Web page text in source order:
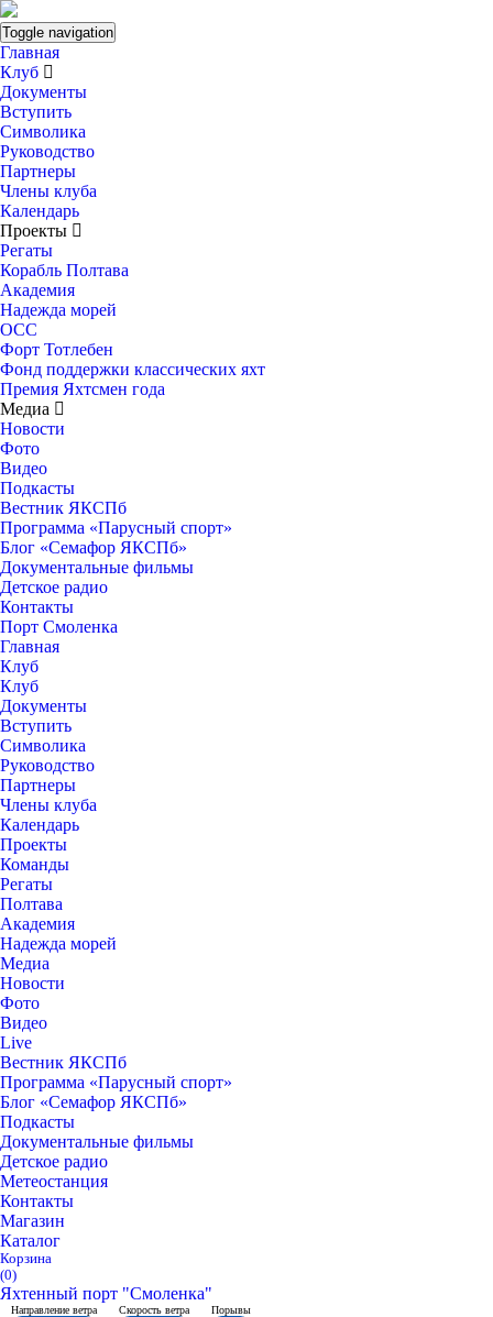
Toggle navigation
Главная
Клуб
Документы
Вступить
Символика
Руководство
Партнеры
Члены клуба
Календарь
Проекты
Регаты
Корабль Полтава
Академия
Надежда морей
ОСС
Форт Тотлебен
Фонд поддержки классических яхт
Премия Яхтсмен года
Медиа
Новости
Фото
Видео
Подкасты
Вестник ЯКСПб
Программа «Парусный спорт»
Блог «Семафор ЯКСПб»
Документальные фильмы
Детское радио
Контакты
Порт Смоленка
Главная
Клуб
Клуб
Документы
Вступить
Символика
Руководство
Партнеры
Члены клуба
Календарь
Проекты
Команды
Регаты
Полтава
Академия
Надежда морей
Медиа
Новости
Фото
Видео
Live
Вестник ЯКСПб
Программа «Парусный спорт»
Блог «Семафор ЯКСПб»
Подкасты
Документальные фильмы
Детское радио
Метеостанция
Контакты
Магазин
Каталог
Корзина
(0)
Яхтенный порт "Смоленка"
Направление ветра Скорость ветра Порывы